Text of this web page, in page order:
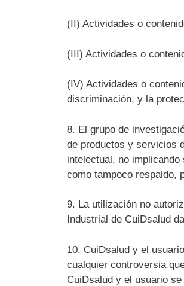
(II) Actividades o
(III) Actividades o
(IV) Actividades o
discriminación, y la
8. El grupo de
de productos y servicios
intelectual, no
como tampoco respaldo,
9. La utilización no
Industrial de CuiDsalud
10. CuiDsalud y el
cualquier controversia
CuiDsalud y el usuario